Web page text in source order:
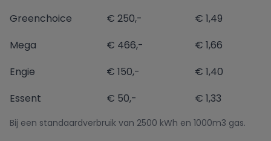
Greenchoice
€ 250,-
€ 1,49
Mega
€ 466,-
€ 1,66
Engie
€ 150,-
€ 1,40
Essent
€ 50,- € 1,33
Bij een standaardverbruik van 2500 kWh en 1000m3 gas.